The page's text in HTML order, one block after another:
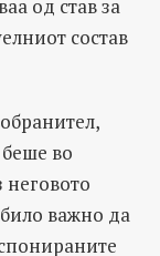
од став за
состав
беше во
неговото
важно да